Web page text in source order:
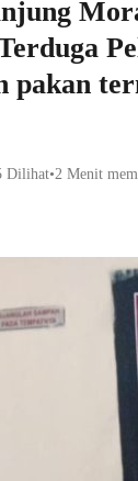
pakan
Dilihat•2 Menit